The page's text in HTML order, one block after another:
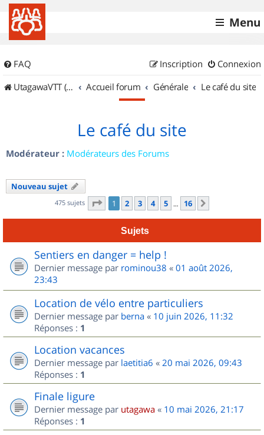
Menu
FAQ Connexion
Inscription
UtagawaVTT (Randos VTT et VTTAE avec traces GPS)
Accueil forum Générale Le café du site
Le café du site
Modérateur : Modérateurs des Forums
Nouveau sujet
475 sujets Page 1sur
1 2 3 4 5 … 16
Sujets
Sentiers en danger = help !
Dernier message par rominou38 « 01 août 2026,
23:43
Location de vélo entre particuliers
Dernier message par berna « 10 juin 2026, 11:32
Réponses : 1
Location vacances
Dernier message par laetitia6 « 20 mai 2026, 09:43
Réponses : 1
Finale ligure
Dernier message par utagawa « 10 mai 2026, 21:17
Réponses : 1